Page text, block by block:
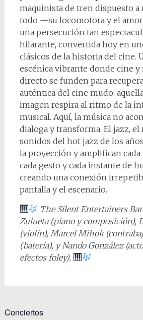
maquinista de tren dispuesto a
todo —su locomotora y el
una persecución tan
hilarante, convertida hoy en
clásicos de la historia del cine.
escénica vibrante donde cine y
directo se funden para
auténtica del cine mudo:
imagen respira al ritmo de la
musical. Aquí, la música no
dialoga y transforma. El jazz,
sonidos del hot jazz de los
la proyección y amplifican
cada gesto y cada instante de
creando una conexión
pantalla y el escenario.
The Silent Entertainers
Zulueta (piano y composición),
(violín), Marcel Mihok
(batería), y Nando González
efectos foley).
Conciertos